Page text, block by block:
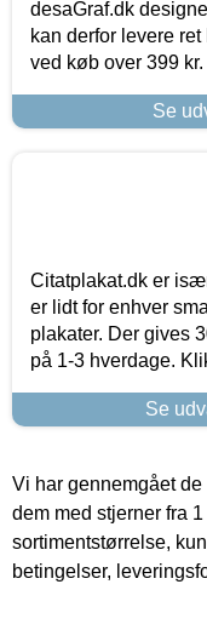
desaGraf.dk
kan derfor levere
ved køb over 399
Se
Citatplakat.dk er
er lidt for enhver
plakater. Der gives
på 1-3 hverdage.
Se
Vi har gennemgået
dem med stjerner fra
sortimentstørrelse,
betingelser,